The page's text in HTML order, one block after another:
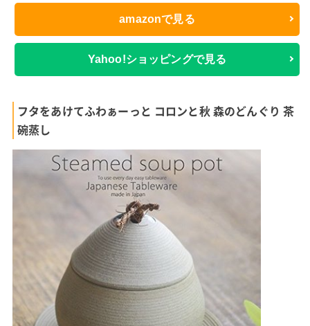
amazonで見る
Yahoo!ショッピングで見る
フタをあけてふわぁーっと コロンと秋 森のどんぐり 茶
碗蒸し